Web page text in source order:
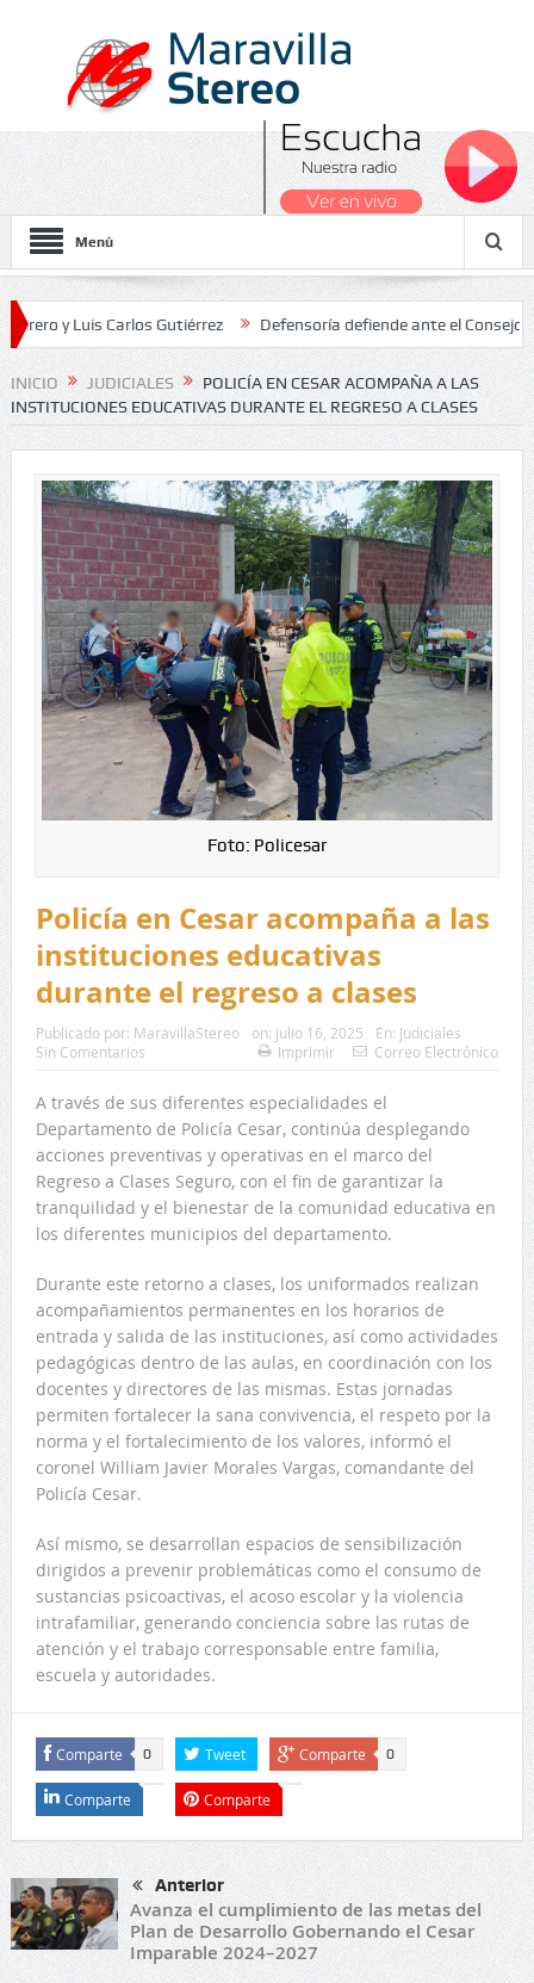
Menú
Carlos Gutiérrez Defensoría defiende ante el Consejo de
Nacionales 2026
INICIO JUDICIALES
POLICÍA EN CESAR ACOMPAÑA A LAS
INSTITUCIONES EDUCATIVAS DURANTE EL REGRESO A CLASES
Foto: Policesar
Policía en Cesar acompaña a las
instituciones educativas
durante el regreso a clases
Publicado por: MaravillaStereo on: julio 16, 2025 En: Judiciales
Sin Comentarios
Imprimir Correo Electrónico
A través de sus diferentes especialidades el
Departamento de Policía Cesar, continúa desplegando
acciones preventivas y operativas en el marco del
Regreso a Clases Seguro, con el fin de garantizar la
tranquilidad y el bienestar de la comunidad educativa en
los diferentes municipios del departamento.
Durante este retorno a clases, los uniformados realizan
acompañamientos permanentes en los horarios de
entrada y salida de las instituciones, así como actividades
pedagógicas dentro de las aulas, en coordinación con los
docentes y directores de las mismas. Estas jornadas
permiten fortalecer la sana convivencia, el respeto por la
norma y el fortalecimiento de los valores, informó el
coronel William Javier Morales Vargas, comandante del
Policía Cesar.
Así mismo, se desarrollan espacios de sensibilización
dirigidos a prevenir problemáticas como el consumo de
sustancias psicoactivas, el acoso escolar y la violencia
intrafamiliar, generando conciencia sobre las rutas de
atención y el trabajo corresponsable entre familia,
escuela y autoridades.
Comparte 0 Tweet Comparte 0
Comparte Comparte
Anterior
Avanza el cumplimiento de las metas del
Plan de Desarrollo Gobernando el Cesar
Imparable 2024–2027